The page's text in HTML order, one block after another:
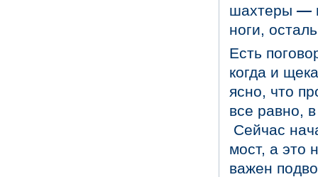
шахтеры —
ноги,
Есть
когда и
ясно, что
все равно,
Сейчас
мост, а это
важен